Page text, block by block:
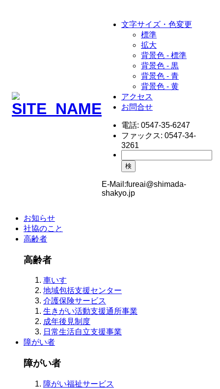
文字サイズ・色変更
標準
拡大
背景色 - 標準
背景色 - 黒
背景色 - 青
背景色 - 黄
アクセス
お問合せ
電話: 0547-35-6247
ファックス: 0547-34-
3261
検
E-Mail:fureai@shimada-
shakyo.jp
お知らせ
社協のこと
高齢者
高齢者
車いす
地域包括支援センター
介護保険サービス
生きがい活動支援通所事業
成年後見制度
日常生活自立支援事業
障がい者
障がい者
障がい福祉サービス